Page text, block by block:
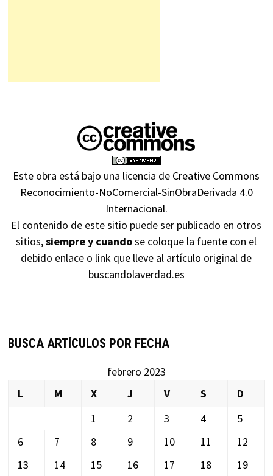
Este obra está bajo una licencia de Creative Commons
Reconocimiento-NoComercial-SinObraDerivada 4.0
Internacional.
El contenido de este sitio puede ser publicado en otros
sitios,siempre y cuandose coloque la fuente con el
debido enlace o link que lleve al artículo original de
buscandolaverdad.es
BUSCA ARTÍCULOS POR FECHA
febrero 2023
L
M X J V S
D
1
2 3 4
5
6
7 8 9 10 11
12
13
14 15 16 17 18 19